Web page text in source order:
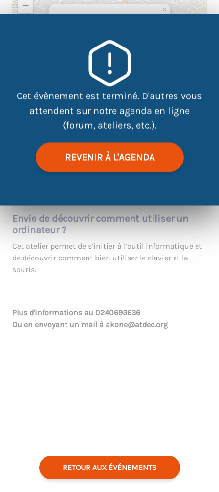
Cet évènement est terminé. D'autres vous
attendent sur notre agenda en ligne
(forum, ateliers, etc.).
REVENIR À L'AGENDA
ATDEC site centre 54 boulevard
×
−
contributors
Envie de découvrir comment utiliser un
ordinateur ?
Cet atelier permet de s’initier à l’outil informatique et
de découvrir comment bien utiliser le clavier et la
souris.
Plus d'informations au 0240693636
Ou en envoyant un mail à akone@atdec.org
RETOUR AUX ÉVÉNEMENTS